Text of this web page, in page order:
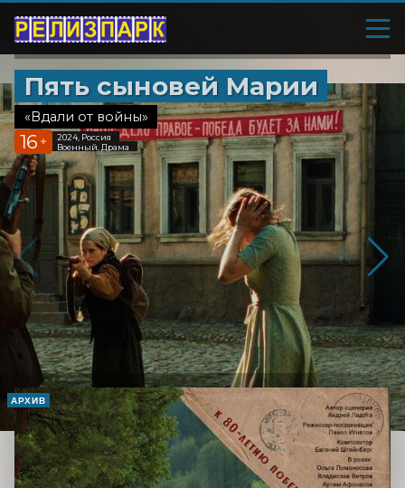
Пять сыновей Марии
«Вдали от войны»
16 +
2024, Россия
Военный, Драма
АРХИВ